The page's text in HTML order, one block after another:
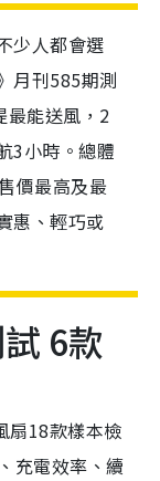
少人都會選
月刊585期測
最能送風，2
3小時。總體
價最高及最
惠、輕巧或
6款
扇18款樣本檢
充電效率、續